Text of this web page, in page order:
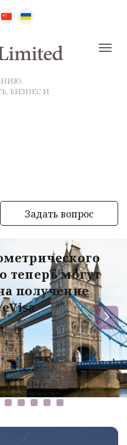
БИЗНЕС И
Задать вопрос
теперь могут
получение